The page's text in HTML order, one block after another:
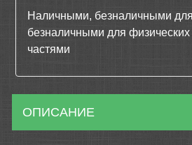
Наличными, безналичными
безналичными для физических
частями
ОПИСАНИЕ